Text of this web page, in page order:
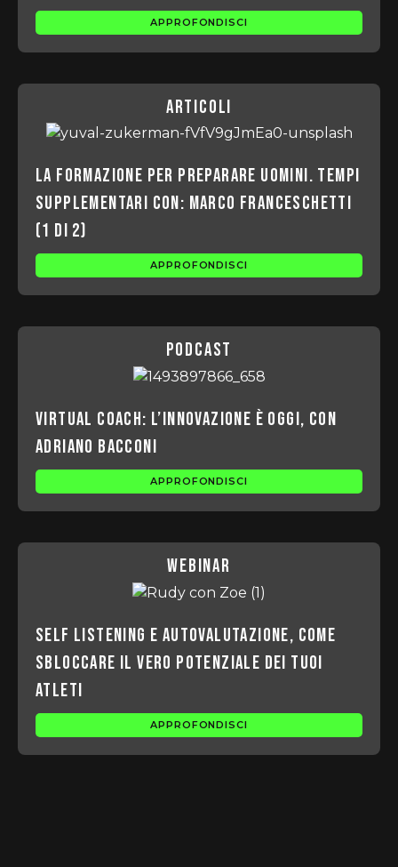
APPROFONDISCI
articoli
La formazione per preparare uomini. Tempi
Supplementari con: Marco Franceschetti
(1 di 2)
APPROFONDISCI
podcast
Virtual coach: l’innovazione è oggi, con
Adriano Bacconi
APPROFONDISCI
webinar
Self listening e autovalutazione, come
sbloccare il vero potenziale dei tuoi
atleti
APPROFONDISCI